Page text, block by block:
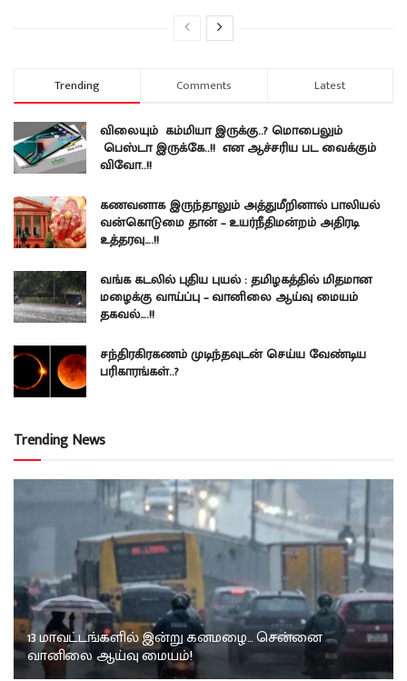
Trending Comments Latest
விலையும் கம்மியா இருக்கு..? மொபைலும்
பெஸ்டா இருக்கே..!! என ஆச்சரிய பட வைக்கும்
விவோ..!!
கணவனாக இருந்தாலும் அத்துமீறினால் பாலியல்
வன்கொடுமை தான் – உயர்நீதிமன்றம் அதிரடி
உத்தரவு….!!
வங்க கடலில் புதிய புயல் : தமிழகத்தில் மிதமான
மழைக்கு வாய்ப்பு – வானிலை ஆய்வு மையம்
தகவல்….!!
சந்திரகிரகணம் முடிந்தவுடன் செய்ய வேண்டிய
பரிகாரங்கள்..?
Trending News
13 மாவட்டங்களில் இன்று கனமழை… சென்னை
வானிலை ஆய்வு மையம்!